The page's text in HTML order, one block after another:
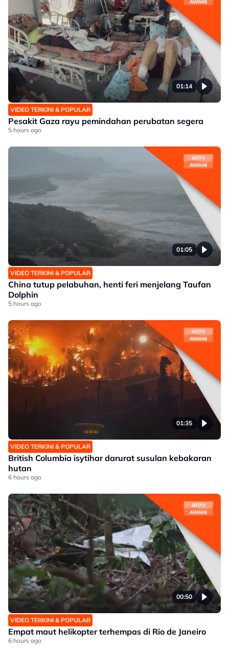
01:14
VIDEO TERKINI & POPULAR
Pesakit Gaza rayu pemindahan perubatan segera
5 hours ago
01:05
VIDEO TERKINI & POPULAR
China tutup pelabuhan, henti feri menjelang Taufan
Dolphin
5 hours ago
01:35
VIDEO TERKINI & POPULAR
British Columbia isytihar darurat susulan kebakaran
hutan
6 hours ago
00:50
VIDEO TERKINI & POPULAR
Empat maut helikopter terhempas di Rio de Janeiro
6 hours ago